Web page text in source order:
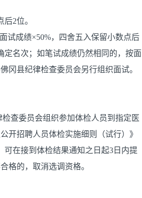
2位。
试成绩×50%，四舍五入保留小数点后
名次；如笔试成绩仍然相同的，按面
冈县纪律检查委员会另行组织面试。
查委员会组织参加体检人员到指定医
开招聘人员体检实施细则（试行）》
可在接到体检结果通知之日起3日内提
格的，取消选调资格。